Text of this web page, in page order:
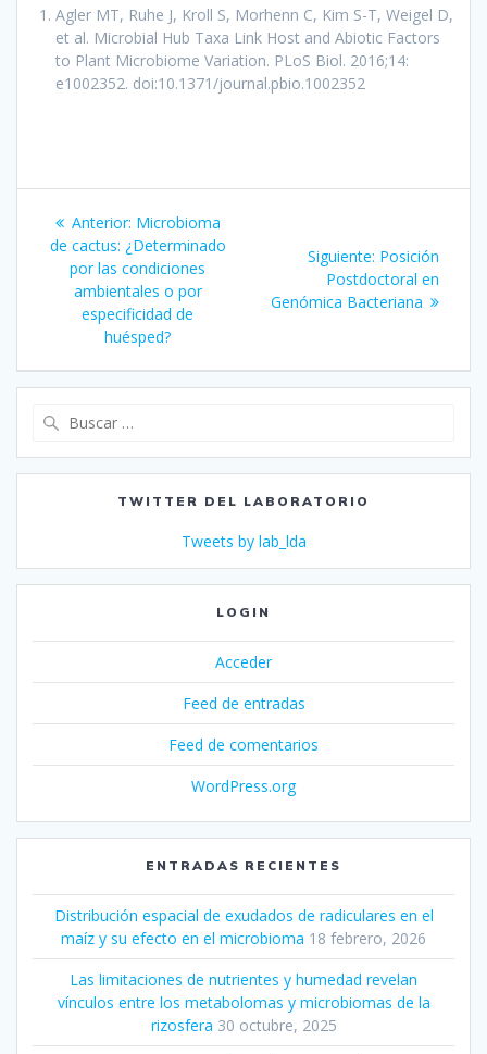
Agler MT, Ruhe J, Kroll S, Morhenn C, Kim S-T, Weigel D,
et al. Microbial Hub Taxa Link Host and Abiotic Factors
to Plant Microbiome Variation. PLoS Biol. 2016;14:
e1002352. doi:10.1371/journal.pbio.1002352
Navegación
de
entradas
Anterior: Entrada
anterior:
Microbioma
de cactus: ¿Determinado
por las condiciones
ambientales o por
especificidad de
huésped?
Siguiente: Siguiente
entrada:
Posición
Postdoctoral en
Genómica Bacteriana
TWITTER DEL LABORATORIO
Tweets by lab_lda
LOGIN
Acceder
Feed de entradas
Feed de comentarios
WordPress.org
ENTRADAS RECIENTES
Distribución espacial de exudados de radiculares en el
maíz y su efecto en el microbioma 18 febrero, 2026
Las limitaciones de nutrientes y humedad revelan
vínculos entre los metabolomas y microbiomas de la
rizosfera 30 octubre, 2025